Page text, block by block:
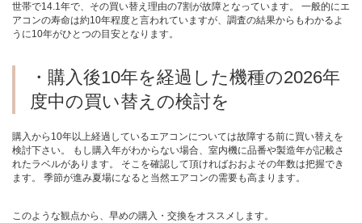
世帯で14.1年で、その買い替え理由の7割が故障となっています。 一般的にエ
アコンの寿命は約10年程度と言われていますが、調査の結果からもわかるよ
うに10年がひとつの目安となります。
・購入後10年を経過した機種の2026年
度中の買い替えの検討を
購入から10年以上経過しているエアコンについては故障する前に買い替えを
検討下さい。 もし購入年がわからない場合、室内機に品番や製造年が記載さ
れたラベルがあります。 そこを確認して頂ければおおよその年数は把握でき
ます。 季節が進み夏場になると当然エアコンの需要も高まります。
このような観点から、早めの購入・交換をオススメします。